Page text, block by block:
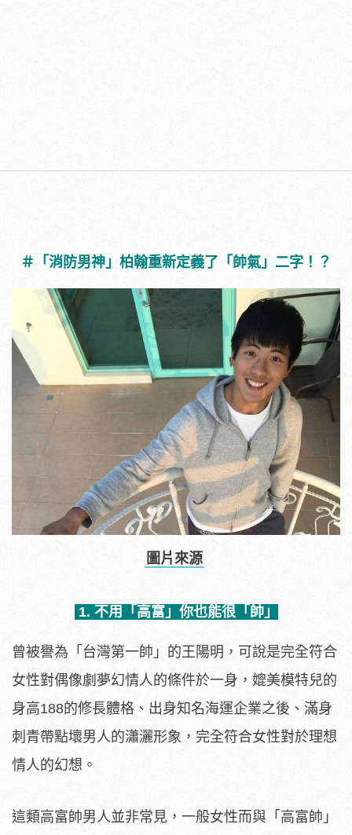
＃「消防男神」柏翰重新定義了「帥氣」二字！？
圖片來源
1. 不用「高富」你也能很「帥」
曾被譽為「台灣第一帥」的王陽明，可說是完全符合
女性對偶像劇夢幻情人的條件於一身，媲美模特兒的
身高188的修長體格、出身知名海運企業之後、滿身
刺青帶點壞男人的瀟灑形象，完全符合女性對於理想
情人的幻想。
這類高富帥男人並非常見，一般女性而與「高富帥」